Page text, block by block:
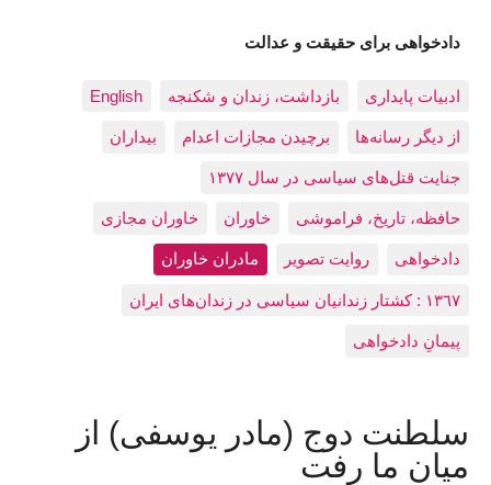
دادخواهی برای حقیقت و عدالت
ادبيات پايداری بازداشت، زندان و شکنجه English
از دیگر رسانه‌ها برچیدن مجازات اعدام بيداران
جنایت قتل‌های سیاسی در سال ۱۳۷۷
حافظه، تاريخ، فراموشی خاوران خاوران مجازی
دادخواهی روایت تصویر مادران خاوران
١٣٦٧ : کشتار زندانيان سياسی در زندان‌های ایران
پیمانِ دادخواهی
سلطنت دوج (مادر یوسفی) از
میان ما رفت